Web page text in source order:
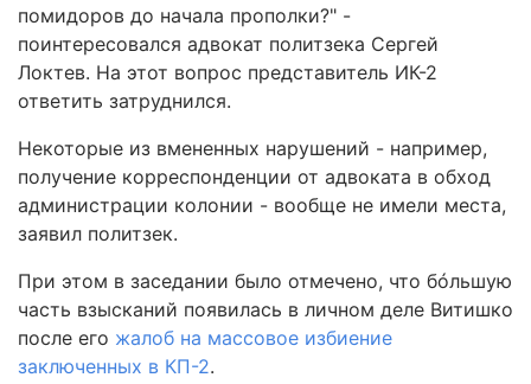
помидоров до начала прополки?" -
поинтересовался адвокат политзека Сергей
Локтев. На этот вопрос представитель ИК-2
ответить затруднился.
Некоторые из вмененных нарушений - например,
получение корреспонденции от адвоката в обход
администрации колонии - вообще не имели места,
заявил политзек.
При этом в заседании было отмечено, что бóльшую
часть взысканий появилась в личном деле Витишко
после его жалоб на массовое избиение
заключенных в КП-2.